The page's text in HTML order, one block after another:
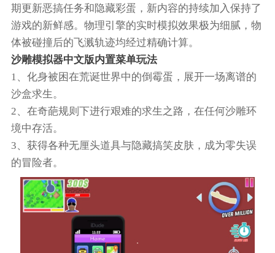
期更新恶搞任务和隐藏彩蛋，新内容的持续加入保持了
游戏的新鲜感。物理引擎的实时模拟效果极为细腻，物
体被碰撞后的飞溅轨迹均经过精确计算。
沙雕模拟器中文版内置菜单玩法
1、化身被困在荒诞世界中的倒霉蛋，展开一场离谱的
沙盒求生。
2、在奇葩规则下进行艰难的求生之路，在任何沙雕环
境中存活。
3、获得各种无厘头道具与隐藏搞笑皮肤，成为零失误
的冒险者。